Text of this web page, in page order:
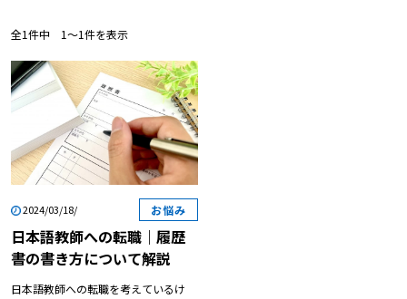
全1件中 1〜1件を表示
2024/03/18/ お悩み
日本語教師への転職｜履歴
書の書き方について解説
日本語教師への転職を考えているけ